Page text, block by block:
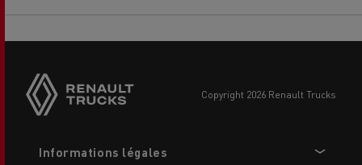
buttons
copyright 2026 Renault Trucks
menu
Informations légales